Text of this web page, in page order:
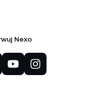
Nexo